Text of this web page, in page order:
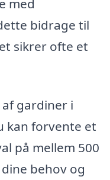
med
bidrage til
sikrer ofte et
gardiner i
kan forvente et
på mellem 500
behov og